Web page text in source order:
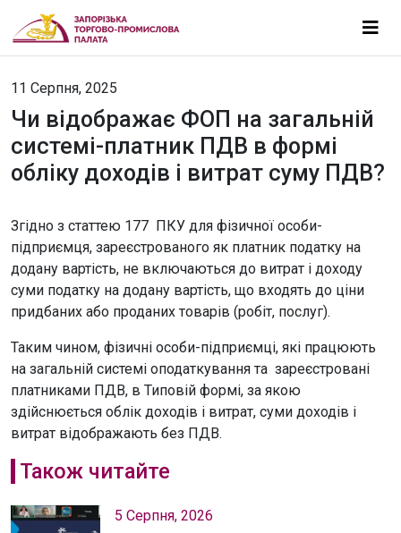
11 Серпня, 2025
Чи відображає ФОП на загальній
системі-платник ПДВ в формі
обліку доходів і витрат суму ПДВ?
Згідно з статтею 177 ПКУ для фізичної особи-
підприємця, зареєстрованого як платник податку на
додану вартість, не включаються до витрат і доходу
суми податку на додану вартість, що входять до ціни
придбаних або проданих товарів (робіт, послуг).
Таким чином, фізичні особи-підприємці, які працюють
на загальній системі оподаткування та зареєстровані
платниками ПДВ, в Типовій формі, за якою
здійснюється облік доходів і витрат, суми доходів і
витрат відображають без ПДВ.
Також читайте
5 Серпня, 2026